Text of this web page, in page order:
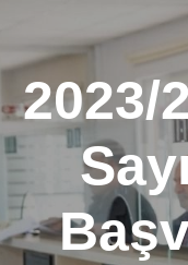
2023/